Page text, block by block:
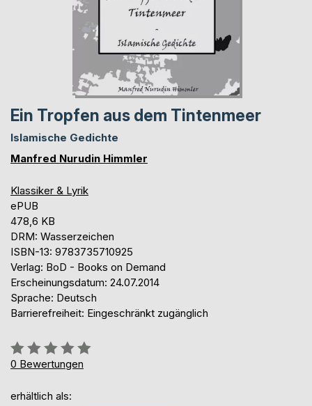
Ein Tropfen aus dem Tintenmeer
Islamische Gedichte
Manfred Nurudin Himmler
Klassiker & Lyrik
ePUB
478,6 KB
DRM: Wasserzeichen
ISBN-13: 9783735710925
Verlag: BoD - Books on Demand
Erscheinungsdatum: 24.07.2014
Sprache: Deutsch
Barrierefreiheit: Eingeschränkt zugänglich
Bewertung::
0%
0 Bewertungen
erhältlich als: